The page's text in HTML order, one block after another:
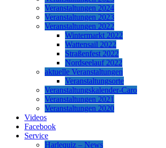
Veranstaltungen 2024
Veranstaltungen 2023
Veranstaltungen 2022
Wintermarkt 2022
Wattensail 2022
Straßenfest 2022
Nordseelauf 2022
aktuelle Veranstaltungen
Veranstaltungsorte
Veranstaltungskalender-Caro
Veranstaltungen 2021
Veranstaltungen 2020
Videos
Facebook
Service
Harlequiz – News